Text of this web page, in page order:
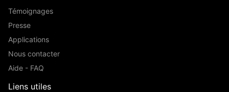
Témoignages
Presse
Applications
Nous contacter
Aide - FAQ
Liens utiles